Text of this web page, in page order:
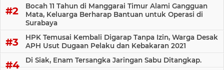
Bocah 11 Tahun di Manggarai Timur Alami Gangguan
Mata, Keluarga Berharap Bantuan untuk Operasi di
Surabaya
HPK Temusai Kembali Digarap Tanpa Izin, Warga Desak
APH Usut Dugaan Pelaku dan Kebakaran 2021
Di Siak, Enam Tersangka Jaringan Sabu Ditangkap.